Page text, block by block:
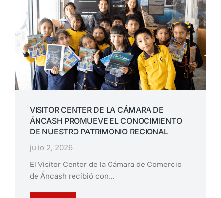
VISITOR CENTER DE LA CÁMARA DE
ÁNCASH PROMUEVE EL CONOCIMIENTO
DE NUESTRO PATRIMONIO REGIONAL
julio 2, 2026
El Visitor Center de la Cámara de Comercio
de Áncash recibió con…